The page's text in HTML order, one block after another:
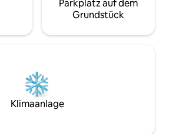
Parkplatz auf dem
Grundstück
Klimaanlage